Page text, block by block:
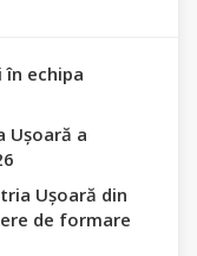
echipa
Ușoară a
Ușoară din
de formare